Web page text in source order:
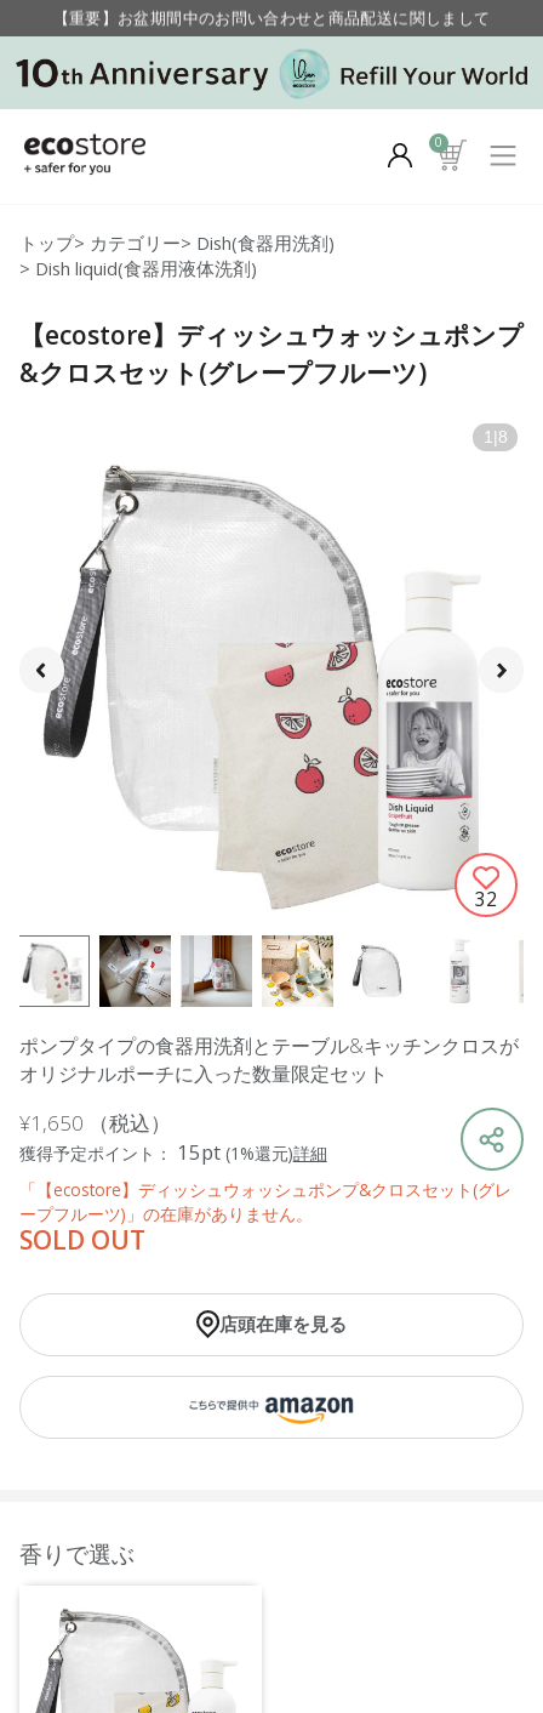
【重要】お盆期間中のお問い合わせと商品配送に関しまして
毎月お得にポイントが貯まる！ “月のポイントアップデー”
0
トップ> カテゴリー> Dish(食器用洗剤)
> Dish liquid(食器用液体洗剤)
【ecostore】ディッシュウォッシュポンプ
&クロスセット(グレープフルーツ)
1 | 8
32
ポンプタイプの食器用洗剤とテーブル&キッチンクロスが
オリジナルポーチに入った数量限定セット
¥1,650 （税込）
獲得予定ポイント： 15pt (1%還元)詳細
「【ecostore】ディッシュウォッシュポンプ&クロスセット(グレ
ープフルーツ)」の在庫がありません。
SOLD OUT
店頭在庫を見る
香りで選ぶ